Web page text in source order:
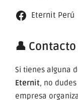
Eternit Perú
👤
Si tienes alguna
Eternit, no
empresa